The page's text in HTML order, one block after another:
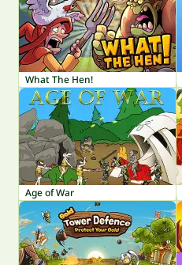
What The Hen!
Age of War